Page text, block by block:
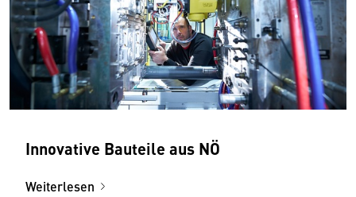
Innovative Bauteile aus NÖ
Weiterlesen